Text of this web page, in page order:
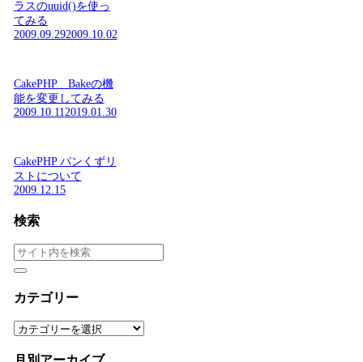
ラスのuuid()を使っ
てみる
2009.09.292009.10.02
CakePHP Bakeの機
能を変更してみる
2009.10.11 2019.01.30
CakePHP パンくずリ
ストについて
2009.12.15
検索
カテゴリー
カ
ゴ